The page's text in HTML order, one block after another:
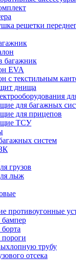
решетки
багажник
EVA
с текстильным
днища
для багажных
для прицепов
ТСУ
систем
грузов
лыж
противоугонные
трубу
отсека